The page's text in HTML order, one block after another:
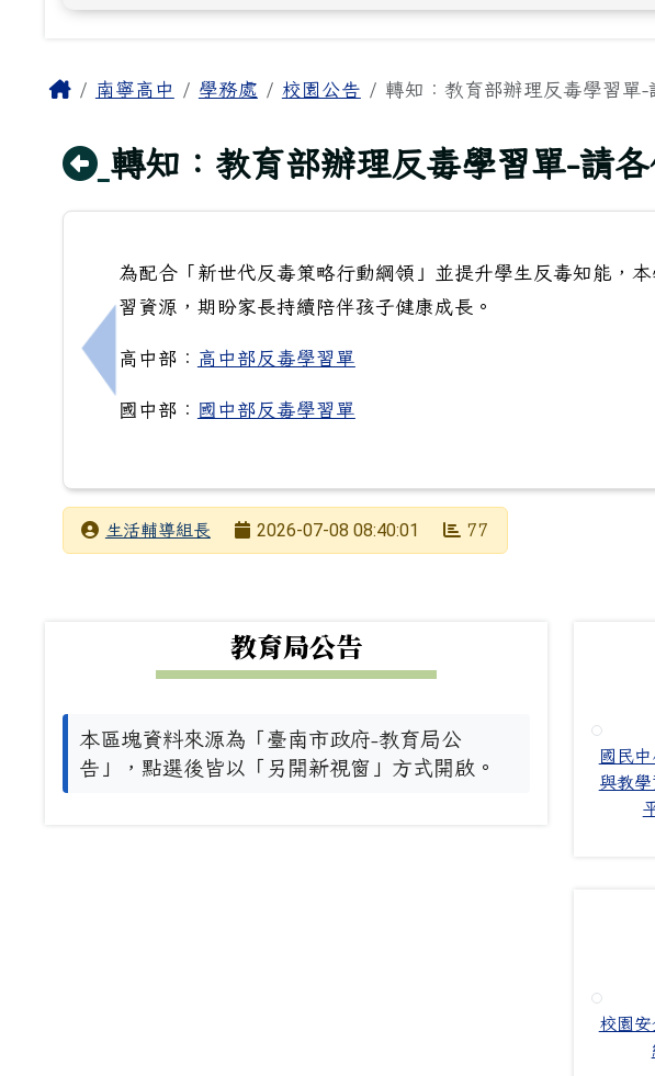
主內容區域
Home南寧高中 學務處 校園公告 轉知：教育部辦理反毒學習單
回上頁
轉知：教育部辦理反毒學習單-請
上一筆：學務處學務創新人員徵選
為配合「新世代反毒策略行動綱領」並提升學生反毒知能，
習資源，期盼家長持續陪伴孩子健康成長。
高中部： 高中部反毒學習單
國中部： 國中部反毒學習單
發布者生活輔導組長
2026-07-08 08:40:01 77
教育局公告
本區塊資料來源為「臺南市政府-教育局公
告」，點選後皆以「另開新視窗」方式開啟。
國民
與教
校園